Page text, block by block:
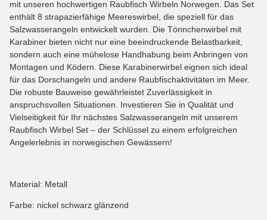
mit unseren hochwertigen Raubfisch Wirbeln Norwegen. Das Set
enthält 8 strapazierfähige Meereswirbel, die speziell für das
Salzwasserangeln entwickelt wurden. Die Tönnchenwirbel mit
Karabiner bieten nicht nur eine beeindruckende Belastbarkeit,
sondern auch eine mühelose Handhabung beim Anbringen von
Montagen und Ködern. Diese Karabinerwirbel eignen sich ideal
für das Dorschangeln und andere Raubfischaktivitäten im Meer.
Die robuste Bauweise gewährleistet Zuverlässigkeit in
anspruchsvollen Situationen. Investieren Sie in Qualität und
Vielseitigkeit für Ihr nächstes Salzwasserangeln mit unserem
Raubfisch Wirbel Set – der Schlüssel zu einem erfolgreichen
Angelerlebnis in norwegischen Gewässern!
Material: Metall
Farbe: nickel schwarz glänzend